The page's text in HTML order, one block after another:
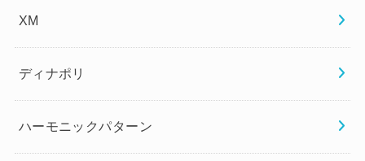
XM
ディナポリ
ハーモニックパターン